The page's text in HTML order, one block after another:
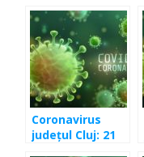
Coronavirus
județul Cluj: 21